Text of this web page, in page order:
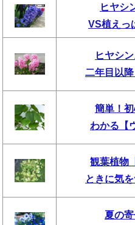
ヒヤシ
VS植えっ
ヒヤシ
二年目以
簡単！
わかる【
観葉植物
ときに気
夏の